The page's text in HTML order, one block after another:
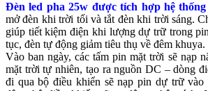
Đèn led pha 25w được tích hợp hệ
mở đèn khi trời tối và tắt đèn khi trời sáng.
giúp tiết kiệm điện khi lượng dự trữ trong
tục, đèn tự động giảm tiêu thụ về đêm khuya.
Vào ban ngày, các tấm pin mặt trời sẽ nạp
mặt trời tự nhiên, tạo ra nguồn DC – dòng
đi qua bộ điều khiển sẽ nạp pin dự trữ vào